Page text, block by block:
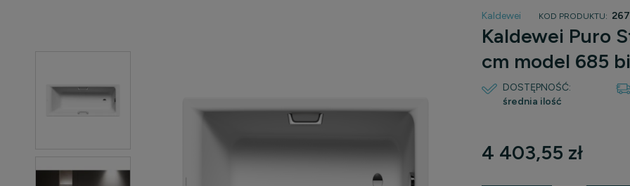
Kaldewei KOD PRODUKTU:
Kaldewei Puro
cm model 685
DOSTĘPNOŚĆ:
średnia ilość
4 403,55 zł